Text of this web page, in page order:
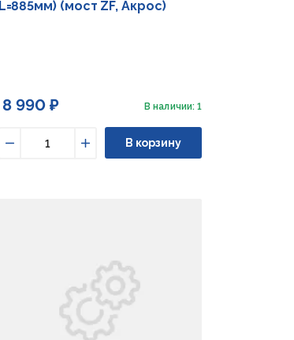
L=885мм) (мост ZF, Акрос)
8 990 ₽ В наличии: 1
Увеличить
В корзину